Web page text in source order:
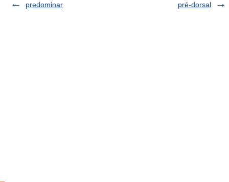
predominar
pré-dorsal